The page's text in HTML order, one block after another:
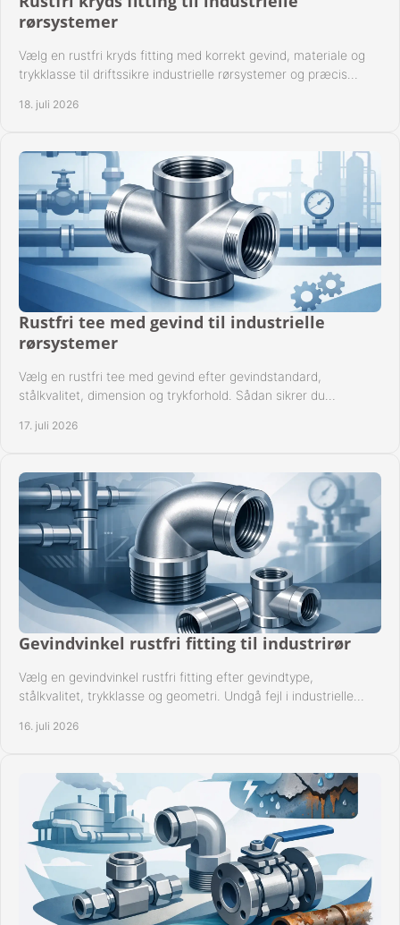
rørsystemer
Vælg en rustfri kryds fitting med korrekt gevind, materiale og
trykklasse til driftssikre industrielle rørsystemer og præcis
18. juli 2026
Rustfri tee med gevind til industrielle
rørsystemer
Vælg en rustfri tee med gevind efter gevindstandard,
stålkvalitet, dimension og trykforhold. Sådan sikrer du
17. juli 2026
Gevindvinkel rustfri fitting til industrirør
Vælg en gevindvinkel rustfri fitting efter gevindtype,
stålkvalitet, trykklasse og geometri. Undgå fejl i industrielle
16. juli 2026